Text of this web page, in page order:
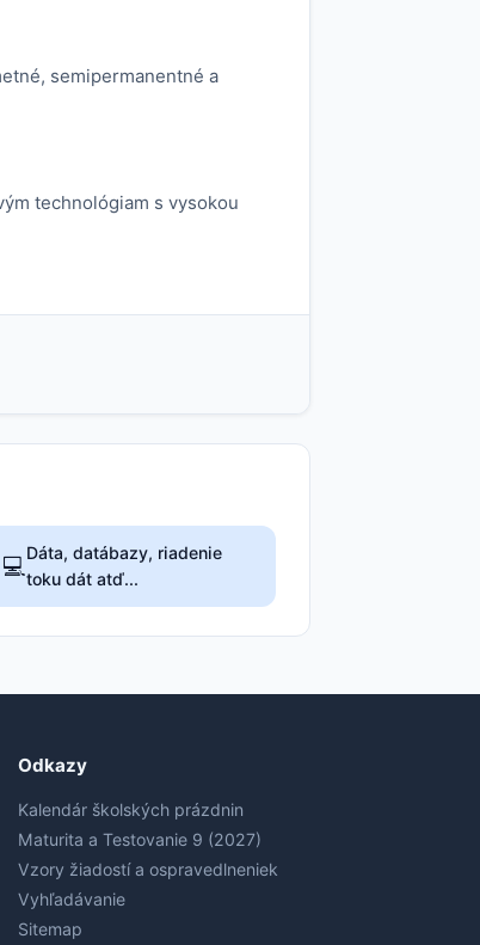
semipermanentné a
technológiam s vysokou
💻Dáta, datábazy, riadenie
toku dát atď...
Odkazy
Kalendár školských prázdnin
Maturita a Testovanie 9 (2027)
Vzory žiadostí a ospravedlneniek
Vyhľadávanie
Sitemap